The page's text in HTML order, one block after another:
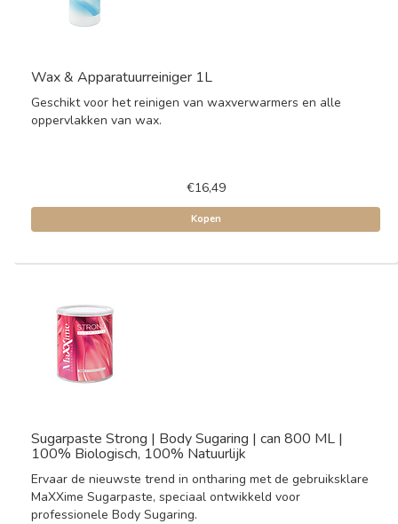
Wax & Apparatuurreiniger 1L
Geschikt voor het reinigen van waxverwarmers en alle
oppervlakken van wax.
€16,49
Kopen
Sugarpaste Strong | Body Sugaring | can 800 ML |
100% Biologisch, 100% Natuurlijk
Ervaar de nieuwste trend in ontharing met de gebruiksklare
MaXXime Sugarpaste, speciaal ontwikkeld voor
professionele Body Sugaring.